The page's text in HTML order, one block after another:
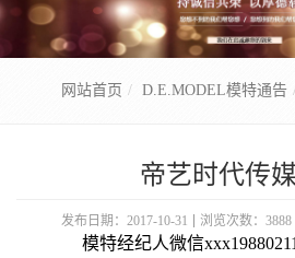
网站首页 D.E.MODEL模特通告
帝艺时代传
发布日期：2017-10-31 浏览次数：3888
模特经纪人微信xxx19880211